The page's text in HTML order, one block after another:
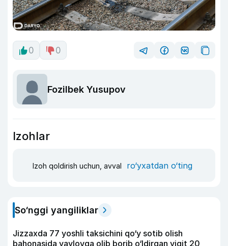
0 0
Fozilbek Yusupov
Izohlar
Izoh qoldirish uchun, avval ro‘yxatdan o‘ting
So‘nggi yangiliklar
Jizzaxda 77 yoshli taksichini qo‘y sotib olish
bahonasida yaylovga olib borib o‘ldirgan yigit 20